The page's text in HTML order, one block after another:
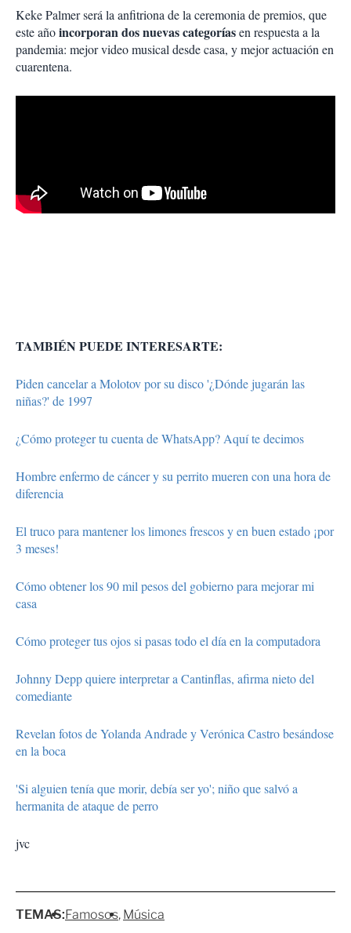
Keke Palmer será la anfitriona de la ceremonia de premios, que
este añoincorporan dos nuevas categoríasen respuesta a la
pandemia: mejor video musical desde casa, y mejor actuación en
cuarentena.
TAMBIÉN PUEDE INTERESARTE:
Piden cancelar a Molotov por su disco '¿Dónde jugarán las
niñas?' de 1997
¿Cómo proteger tu cuenta de WhatsApp? Aquí te decimos
Hombre enfermo de cáncer y su perrito mueren con una hora de
diferencia
El truco para mantener los limones frescos y en buen estado ¡por
3 meses!
Cómo obtener los 90 mil pesos del gobierno para mejorar mi
casa
Cómo proteger tus ojos si pasas todo el día en la computadora
Johnny Depp quiere interpretar a Cantinflas, afirma nieto del
comediante
Revelan fotos de Yolanda Andrade y Verónica Castro besándose
en la boca
'Si alguien tenía que morir, debía ser yo'; niño que salvó a
hermanita de ataque de perro
jvc
TEMAS:Famosos Música